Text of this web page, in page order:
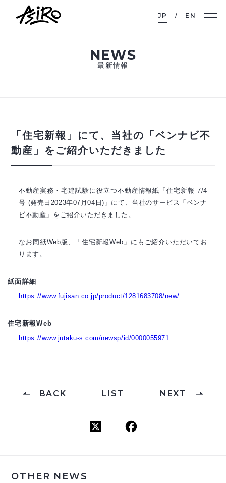
JP EN
NEWS
最新情報
「住宅新報」にて、当社の「ベンナビ不
動産」をご紹介いただきました
不動産実務・宅建試験に役立つ不動産情報紙「住宅新報 7/4
号 (発売日2023年07月04日)」にて、当社のサービス「ベンナ
ビ不動産」をご紹介いただきました。
なお同紙Web版、「住宅新報Web」にもご紹介いただいてお
ります。
紙面詳細
https://www.fujisan.co.jp/product/1281683708/new/
住宅新報Web
https://www.jutaku-s.com/newsp/id/0000055971
BACK LIST NEXT
OTHER NEWS